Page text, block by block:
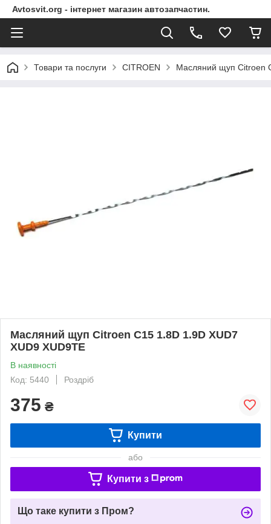
Avtosvit.org - інтернет магазин автозапчастин.
Товари та послуги CITROEN Масляний щуп Citroen
Масляний щуп Citroen C15 1.8D 1.9D XUD7
XUD9 XUD9TE
В наявності
Код: 5440
Роздріб
375 ₴
Купити
або
Купити з
Що таке купити з Пром?